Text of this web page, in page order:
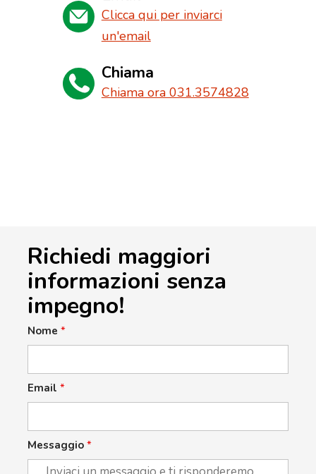
Clicca qui per inviarci
un'email
Chiama
Chiama ora 031.3574828
Richiedi maggiori
informazioni senza
impegno!
Nome *
Email *
Messaggio *